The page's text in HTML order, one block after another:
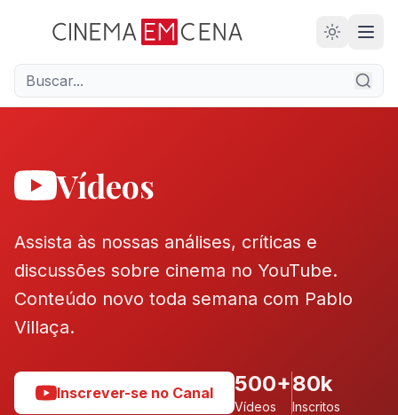
28
ANOS
Vídeos
Assista às nossas análises, críticas e
discussões sobre cinema no YouTube.
Conteúdo novo toda semana com Pablo
Villaça.
Inscrever-se no Canal 500+
Vídeos
80k
Inscritos